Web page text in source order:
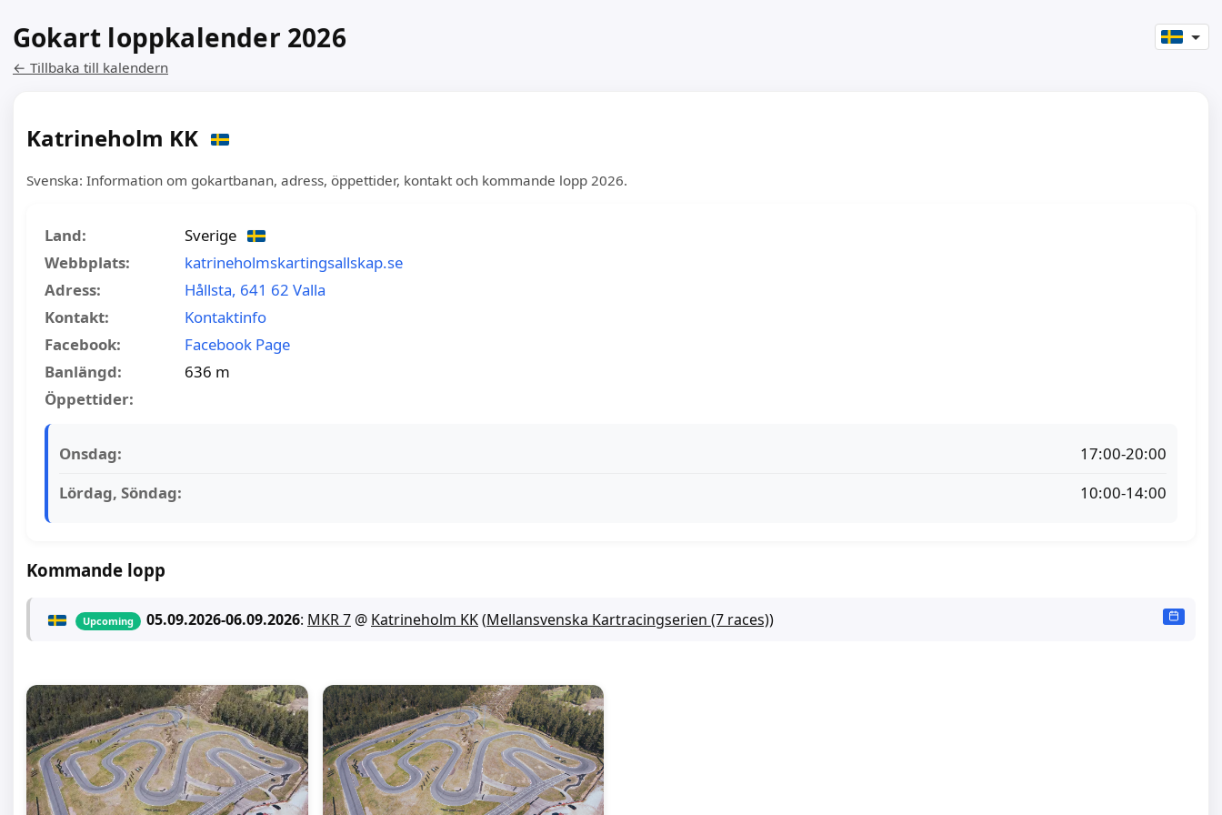
Gokart loppkalender 2026
← Tillbaka till kalendern
Katrineholm KK
Svenska: Information om gokartbanan, adress, öppettider, kontakt och kommande lopp 2026.
Land:
Sverige
Webbplats:
katrineholmskartingsallskap.se
Adress:
Hållsta, 641 62 Valla
Kontakt:
Kontaktinfo
Facebook:
Facebook Page
Banlängd:
636 m
Öppettider:
Onsdag:
17:00-20:00
Lördag, Söndag:
10:00-14:00
Kommande lopp
Upcoming 05.09.2026-06.09.2026: MKR 7 @ Katrineholm KK(Mellansvenska Kartracingserien (7 races))